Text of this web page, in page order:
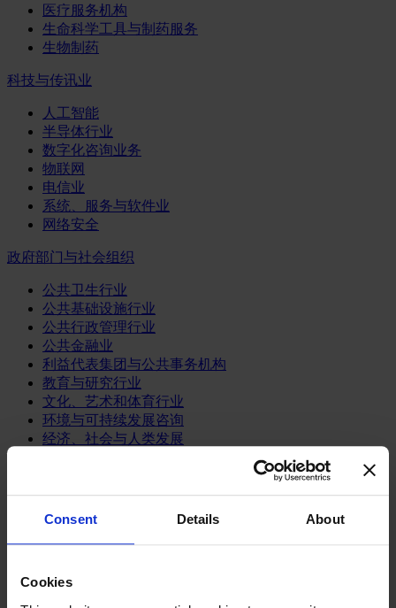
Consent Details About
Cookies
医疗服务机构
生命科学工具与制药服务
生物制药
科技与传讯业
人工智能
半导体行业
数字化咨询业务
物联网
电信业
系统、服务与软件业
网络安全
政府部门与社会组织
公共卫生行业
公共基础设施行业
公共行政管理行业
公共金融业
利益代表集团与公共事务机构
教育与研究行业
文化、艺术和体育行业
环境与可持续发展咨询
经济、社会与人类发展
媒体和娱乐业
消费品
餐饮、旅游与酒店业